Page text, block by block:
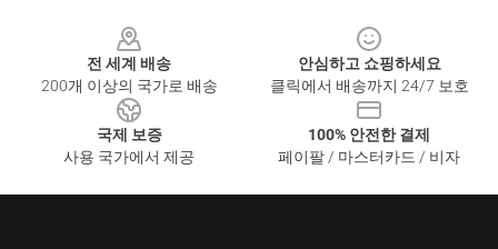
전 세계 배송
200개 이상의 국가로 배송
안심하고 쇼핑하세요
클릭에서 배송까지 24/7 보호
국제 보증
사용 국가에서 제공
100% 안전한 결제
페이팔 / 마스터카드 / 비자